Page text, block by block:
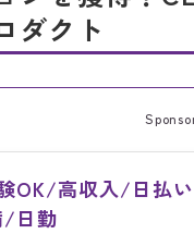
ダクト
OK/高収入/日払
/日勤